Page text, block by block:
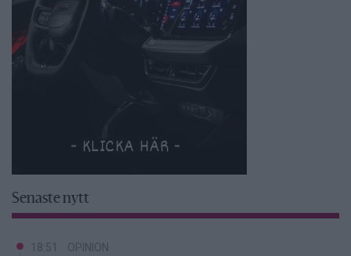
Senaste nytt
18:51 OPINION